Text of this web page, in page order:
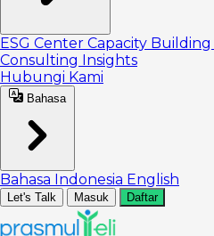
ESG Center Capacity Building
Consulting Insights
Hubungi Kami
Bahasa
Bahasa Indonesia English
Let's Talk Masuk Daftar